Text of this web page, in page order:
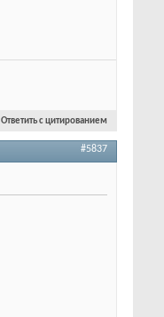
Ответить с цитированием
#5837